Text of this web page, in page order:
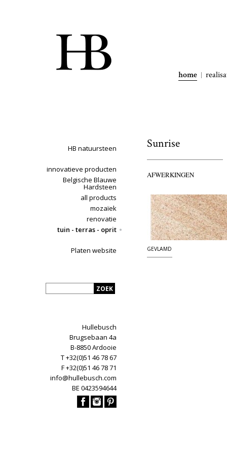
home
HB natuursteen
innovatieve producten
Belgische Blauwe
Hardsteen
all products
mozaïek
renovatie
tuin - terras - oprit
Platen website
Hullebusch
Brugsebaan 4a
B-8850 Ardooie
T +32(0)51 46 78 67
F +32(0)51 46 78 71
info@hullebusch.com
BE 0423594644
Sunrise
AFWERKINGEN
GEVLAMD